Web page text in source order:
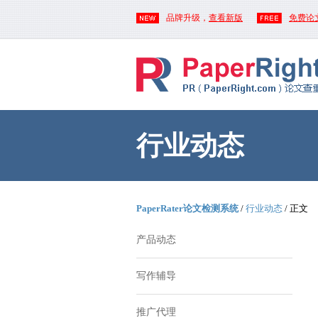
品牌升级， 查看新版 免费论
行业动态
PaperRater论文检测系统/ 行业动态 / 正文
产品动态
写作辅导
推广代理